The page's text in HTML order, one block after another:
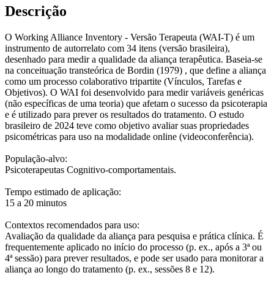
Descrição
O Working Alliance Inventory - Versão Terapeuta (WAI-T) é um
instrumento de autorrelato com 34 itens (versão brasileira),
desenhado para medir a qualidade da aliança terapêutica. Baseia-se
na conceituação transteórica de Bordin (1979) , que define a aliança
como um processo colaborativo tripartite (Vínculos, Tarefas e
Objetivos). O WAI foi desenvolvido para medir variáveis genéricas
(não específicas de uma teoria) que afetam o sucesso da psicoterapia
e é utilizado para prever os resultados do tratamento. O estudo
brasileiro de 2024 teve como objetivo avaliar suas propriedades
psicométricas para uso na modalidade online (videoconferência).
População-alvo:
Psicoterapeutas Cognitivo-comportamentais.
Tempo estimado de aplicação:
15 a 20 minutos
Contextos recomendados para uso:
Avaliação da qualidade da aliança para pesquisa e prática clínica. É
frequentemente aplicado no início do processo (p. ex., após a 3ª ou
4ª sessão) para prever resultados, e pode ser usado para monitorar a
aliança ao longo do tratamento (p. ex., sessões 8 e 12).